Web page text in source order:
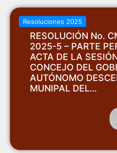
Resoluciones 2025
RESOLUCIÓN No.
2025-5 – PARTE
ACTA DE LA
CONCEJO DEL
AUTÓNOMO
MUNIPAL DEL…